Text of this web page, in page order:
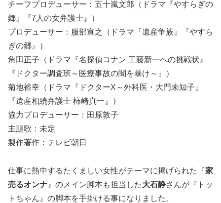
チーフプロデューサー：五十嵐文郎（ドラマ『やすらぎの
郷』『7人の女弁護士』）
プロデューサー：服部宣之（ドラマ『遺産争族』『やすら
ぎの郷』）
角田正子（ドラマ『名探偵コナン 工藤新一への挑戦状』
『ドクター調査班～医療事故の闇を暴け～』）
菊地裕幸（ドラマ『ドクターX～外科医・大門未知子』
『遺産相続弁護士 柿崎真一』）
協力プロデューサー：田原敦子
主題歌：未定
製作著作：テレビ朝日
仕事に熱中するたくましい女性がテーマに掲げられた『家
売るオンナ 』のメイン脚本も担当した大石静さんが『トッ
トちゃん』の脚本を手掛ける事になりました。